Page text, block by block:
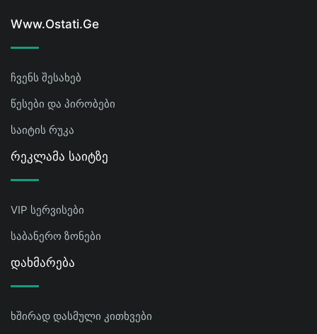
Www.ostati.ge
ჩვენს შესახებ
წესები და პირობები
საიტის რუკა
Რეკლამა Საიტზე
VIP სერვისები
საბანერო ზონები
Დახმარება
ხშირად დასმული კითხვები